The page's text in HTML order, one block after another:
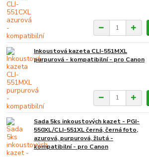
Inkoustová kazeta CLI-551MXL
purpurová - kompatibilní - pro Canon
Sada 5ks inkoustových kazet - PGI-
550XL/CLI-551XL černá, černá foto,
azurová, purpurová, žlutá -
kompatibilní - pro Canon